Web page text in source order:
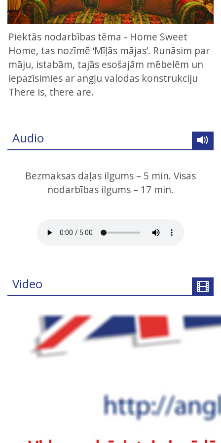
Piektās nodarbības tēma - Home Sweet
Home, tas nozīmē ‘Mīļās mājas’. Runāsim par
māju, istabām, tajās esošajām mēbelēm un
iepazīsimies ar angļu valodas konstrukciju
There is, there are.
Audio
Bezmaksas daļas ilgums – 5 min. Visas
nodarbības ilgums – 17 min.
Video